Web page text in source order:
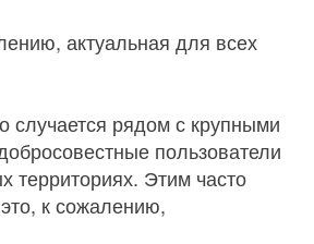
актуальная для всех
случается рядом с крупными
пользователи
территориях. Этим часто
к сожалению,